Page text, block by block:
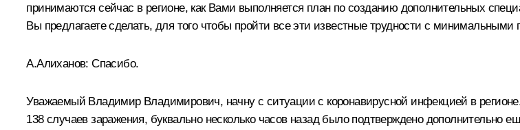
принимаются сейчас в регионе, как Вами выполняется план по созданию дополнительных
Вы предлагаете сделать, для того чтобы пройти все эти известные трудности с
А.Алиханов: Спасибо.
Уважаемый Владимир Владимирович, начну с ситуации с коронавирусной инфекцией в
138 случаев заражения, буквально несколько часов назад было подтверждено дополнительно